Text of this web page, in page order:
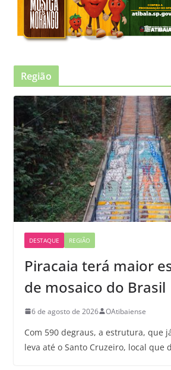
Região
DESTAQUE REGIÃO
Piracaia terá maior
de mosaico do Brasil
6 de agosto de 2026 OAtibaiense
Com 590 degraus, a estrutura, que
leva até o Santo Cruzeiro, local que